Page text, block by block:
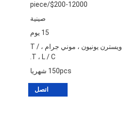
$200-12000/piece
صينية
15 يوم
موني جرام ، ويسترن يونيون ، موني جرام ، T /
T ، L / C.
150pcs شهريا
اتصل